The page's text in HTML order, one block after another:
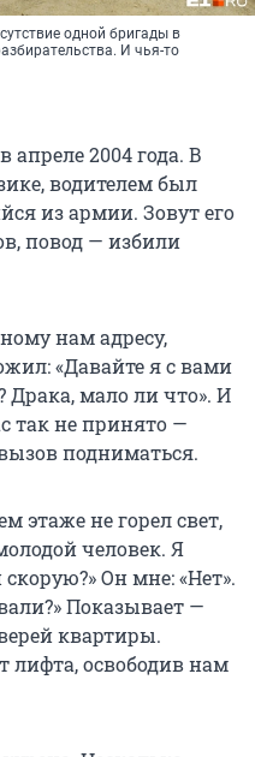
одной бригады в
И чья-то
2004 года. В
водителем был
из армии. Зовут его
повод — избили
нам адресу,
«Давайте я с вами
Драка, мало ли что». И
так не принято —
подниматься.
не горел свет,
человек. Я
Он мне: «Нет».
Показывает —
квартиры.
лифта, освободив нам